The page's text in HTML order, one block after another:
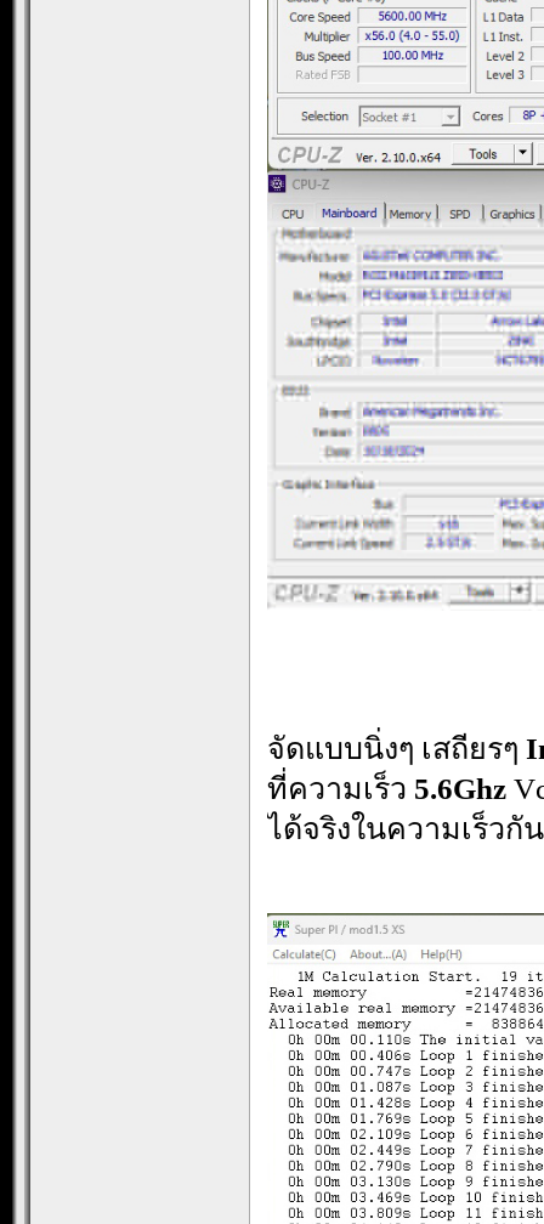
จัดแบบนิ่งๆ เสถียรๆ
ที่ความเร็ว 5.6Ghz
ได้จริงในความเร็วกั